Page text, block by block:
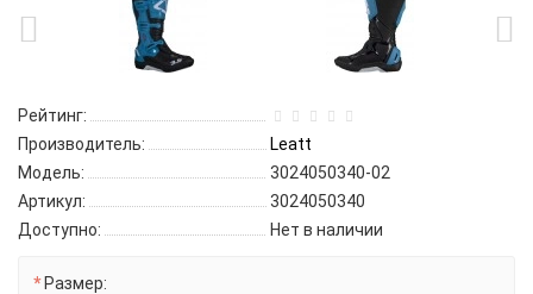
Рейтинг:
Производитель:
Leatt
Модель:
3024050340-02
Артикул:
3024050340
Доступно:
Нет в наличии
Размер: